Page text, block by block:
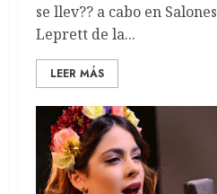
se llev?? a cabo en Salones
Leprett de la...
LEER MÁS